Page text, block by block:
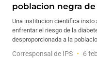
poblacion negra de
Una institucion cientifica
enfrentar el riesgo de la
desproporcionada a la
Corresponsal de IPS 6